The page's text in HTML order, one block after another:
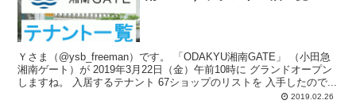
Ｙさま（@ysb_freeman）です。 「ODAKYU湘南GATE」 （小田急
湘南ゲート）が 2019年3月22日（金）午前10時に グランドオープン
しますね。 入居するテナント 67ショップのリストを 入手したので...
2019.02.26